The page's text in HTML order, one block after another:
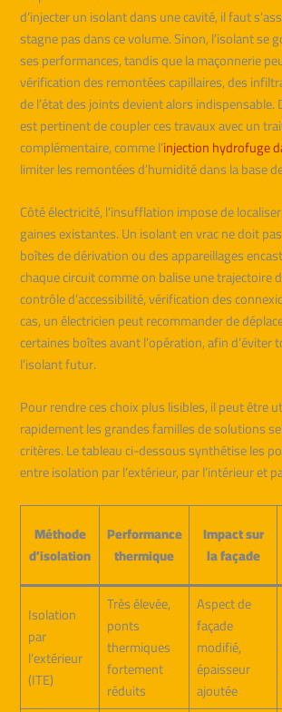
d’injecter un isolant dans une cavité, il faut
stagne pas dans ce volume. Sinon, l’isolant se
ses performances, tandis que la maçonnerie
vérification des remontées capillaires, des
de l’état des joints devient alors indispensable.
est pertinent de coupler ces travaux avec un
complémentaire, comme l’injection hydrofuge
limiter les remontées d’humidité dans la base
Côté électricité, l’insufflation impose de
gaines existantes. Un isolant en vrac ne doit
boîtes de dérivation ou des appareillages
chaque circuit comme on balise une trajectoire
contrôle d’accessibilité, vérification des
cas, un électricien peut recommander de
certaines boîtes avant l’opération, afin d’éviter
l’isolant futur.
Pour rendre ces choix plus lisibles, il peut être
rapidement les grandes familles de solutions
critères. Le tableau ci-dessous synthétise les
entre isolation par l’extérieur, par l’intérieur et
Méthode
d’isolation
Performance
thermique
Impact sur
la façade
Isolation
par
l’extérieur
(ITE)
Très élevée,
ponts
thermiques
fortement
réduits
Aspect de
façade
modifié,
épaisseur
ajoutée